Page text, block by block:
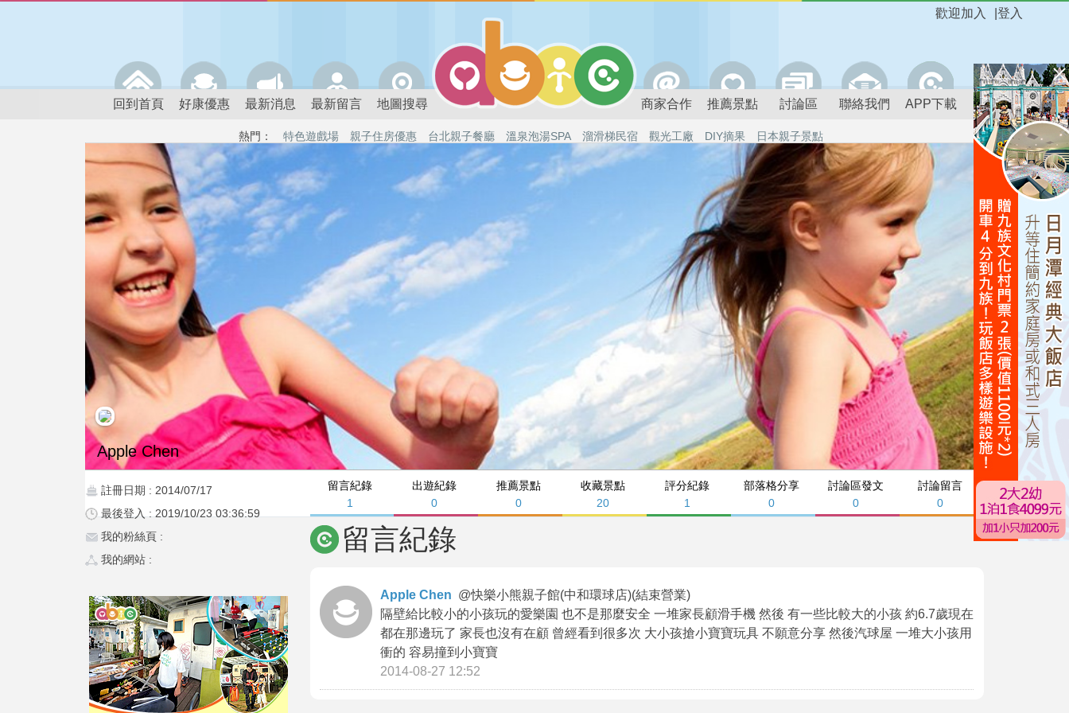
登入
歡迎加入
回到首頁 好康優惠 最新消息 最新留言 地圖搜尋 商家合作 推薦景點 討論區 聯絡我們 APP下載
熱門： 特色遊戲場 親子住房優惠 台北親子餐廳 溫泉泡湯SPA 溜滑梯民宿 觀光工廠 DIY摘果 日本親子景點
留言紀錄
1
出遊紀錄
0
推薦景點
0
收藏景點
20
評分紀錄
1
部落格分享
0
討論區發文
0
討論留言
0
Apple Chen
註冊日期 : 2014/07/17
最後登入 : 2019/10/23 03:36:59
我的粉絲頁 :
我的網站 :
留言紀錄
Apple Chen @快樂小熊親子館(中和環球店)(結束營業)
隔壁給比較小的小孩玩的愛樂園 也不是那麼安全 一堆家長顧滑手機 然後 有一些比較大的小孩 約6.7歲現在
都在那邊玩了 家長也沒有在顧 曾經看到很多次 大小孩搶小寶寶玩具 不願意分享 然後汽球屋 一堆大小孩用
衝的 容易撞到小寶寶
2014-08-27 12:52